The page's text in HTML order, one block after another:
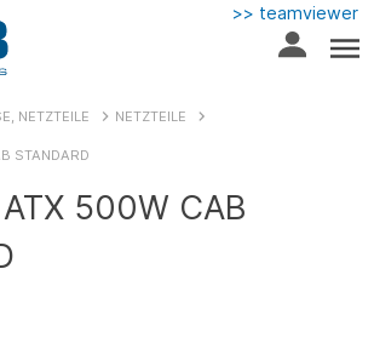
>> teamviewer
NETZTEILE NETZTEILE
STANDARD
500W CAB